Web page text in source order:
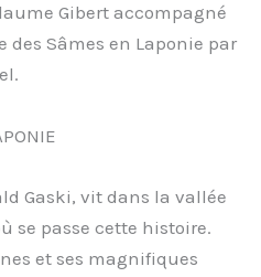
Gibert accompagné
des Sâmes en Laponie par
Gaski, vit dans la vallée
se passe cette histoire.
et ses magnifiques